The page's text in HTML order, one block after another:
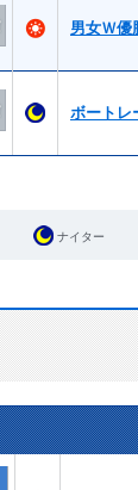
男女Ｗ
ボートレ
ナイター